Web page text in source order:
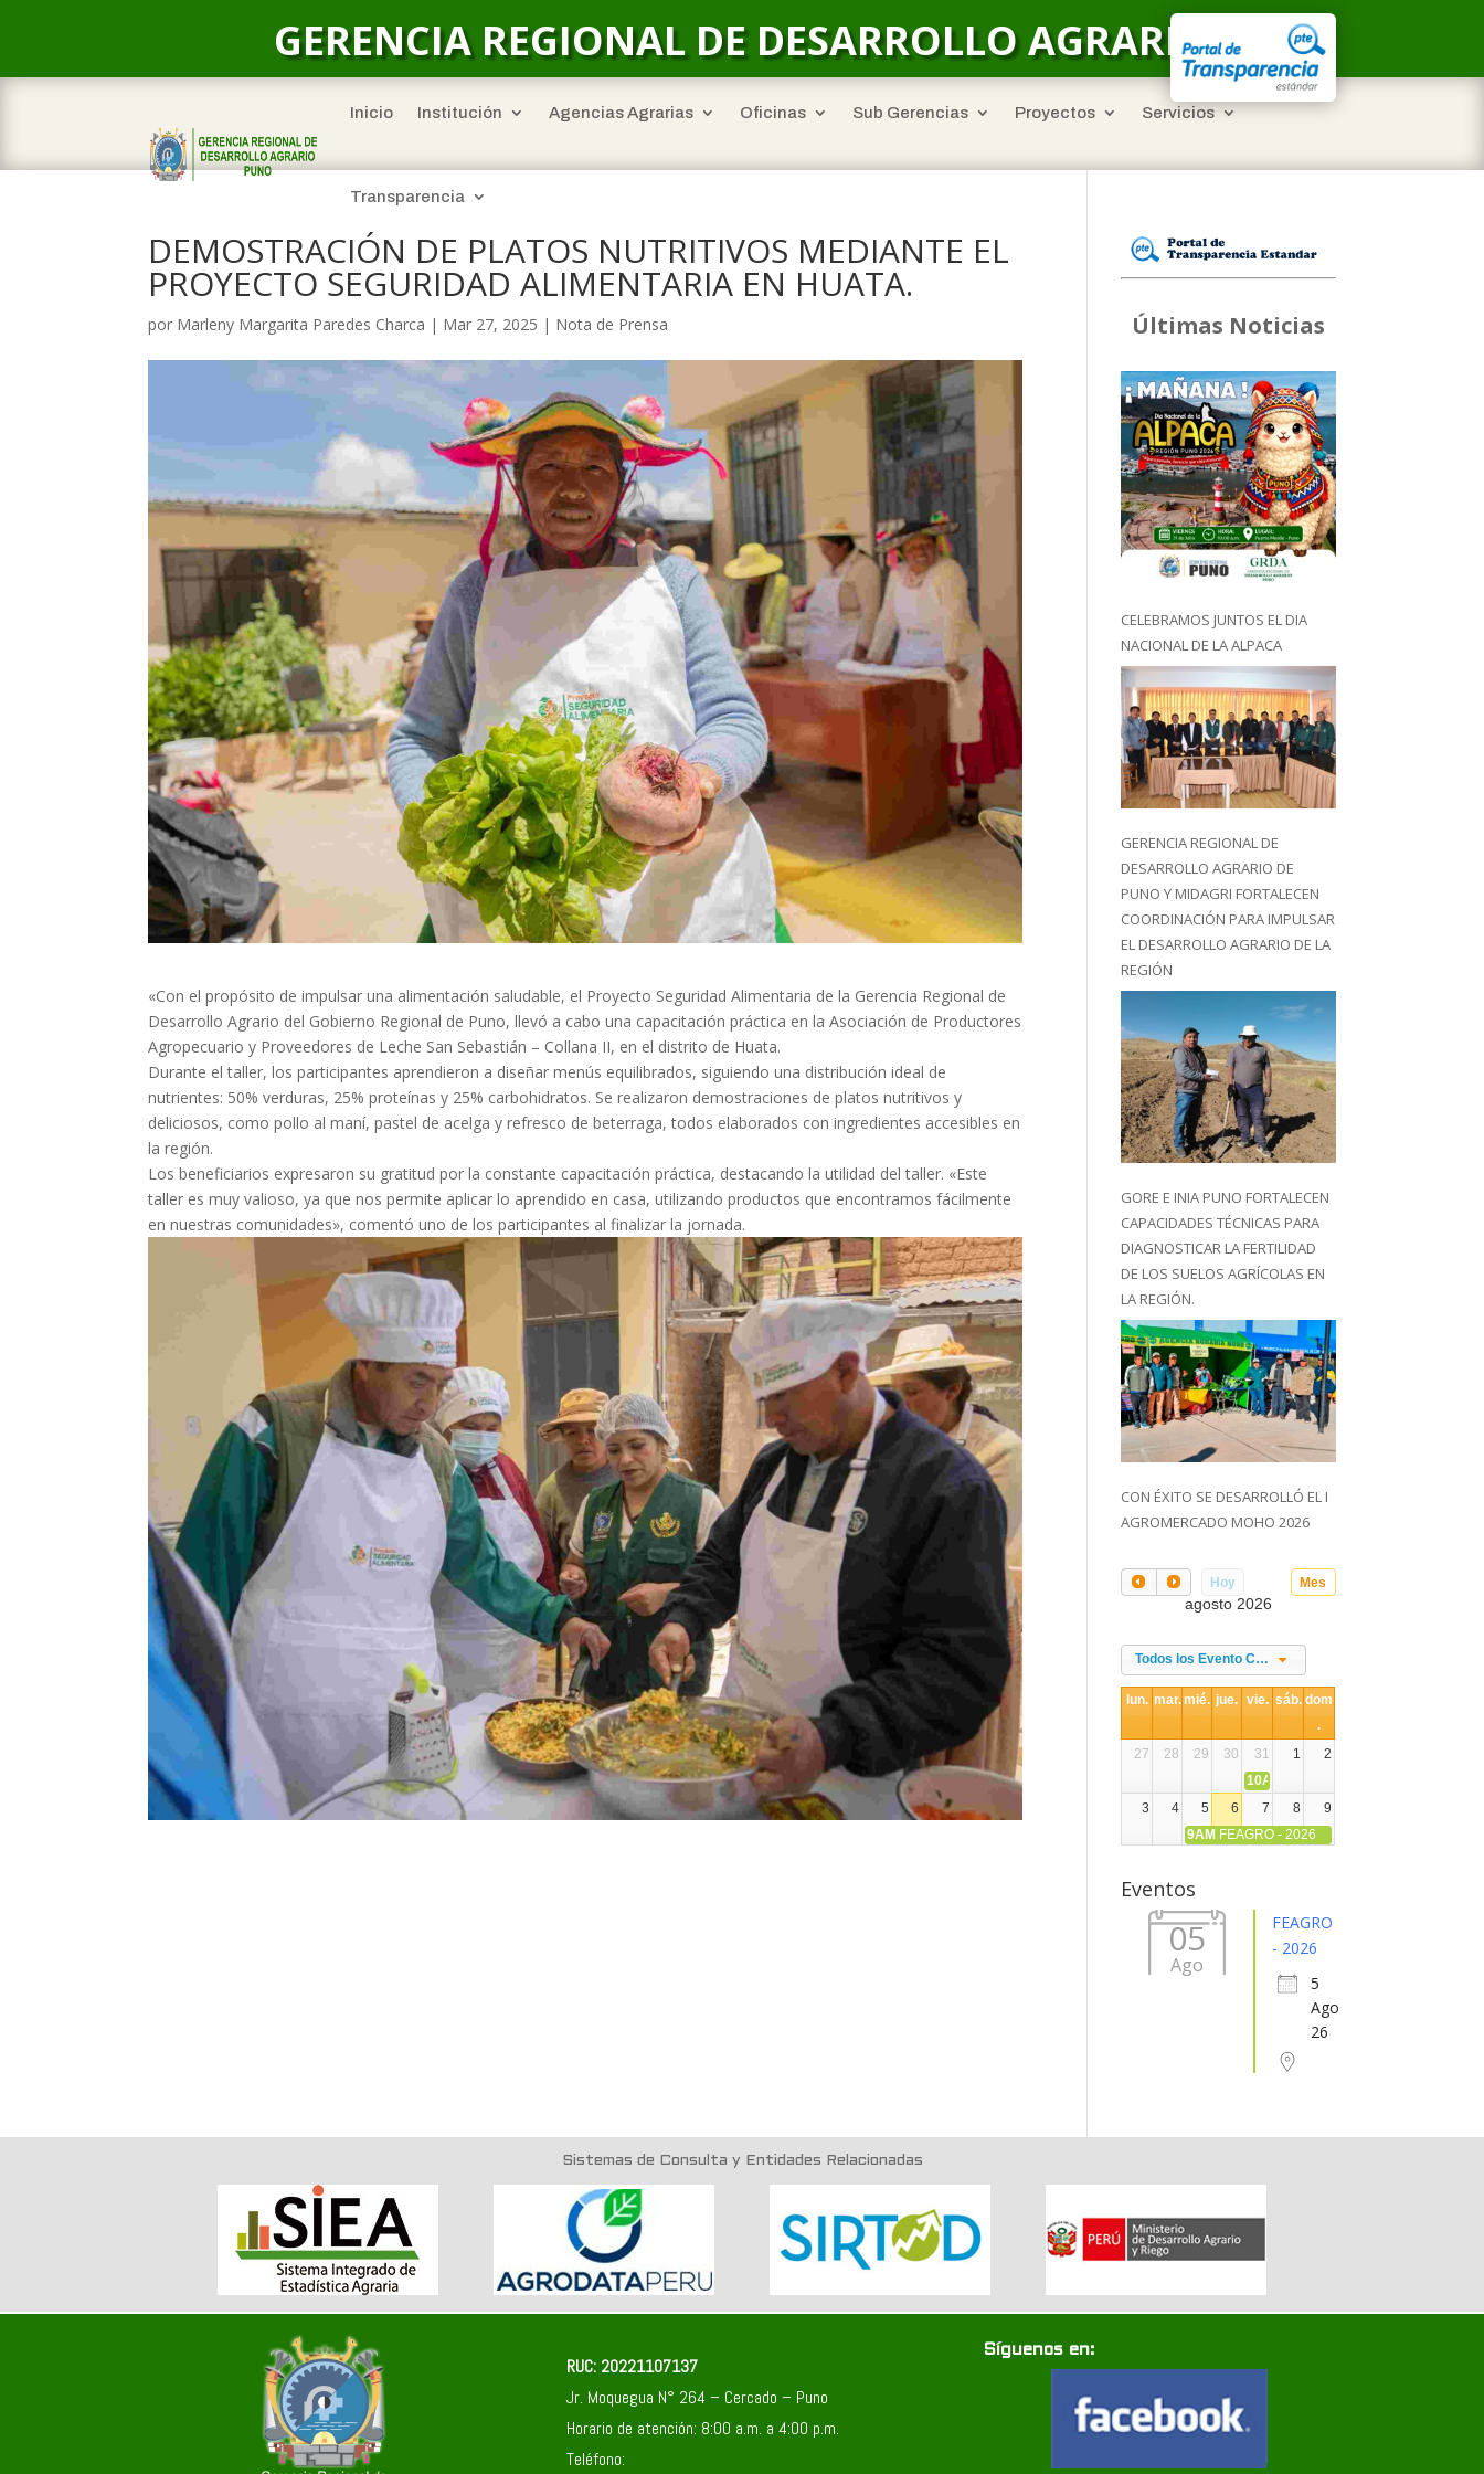
GERENCIA REGIONAL DE DESARROLLO AGRARIO
Inicio Institución Agencias Agrarias Oficinas Sub Gerencias Proyectos Servicios
Transparencia
DEMOSTRACIÓN DE PLATOS NUTRITIVOS MEDIANTE EL
PROYECTO SEGURIDAD ALIMENTARIA EN HUATA.
por Marleny Margarita Paredes Charca | Mar 27, 2025 | Nota de Prensa
«Con el propósito de impulsar una alimentación saludable, el Proyecto Seguridad Alimentaria de la Gerencia Regional de
Desarrollo Agrario del Gobierno Regional de Puno, llevó a cabo una capacitación práctica en la Asociación de Productores
Agropecuario y Proveedores de Leche San Sebastián – Collana II, en el distrito de Huata.
Durante el taller, los participantes aprendieron a diseñar menús equilibrados, siguiendo una distribución ideal de
nutrientes: 50% verduras, 25% proteínas y 25% carbohidratos. Se realizaron demostraciones de platos nutritivos y
deliciosos, como pollo al maní, pastel de acelga y refresco de beterraga, todos elaborados con ingredientes accesibles en
la región.
Los beneficiarios expresaron su gratitud por la constante capacitación práctica, destacando la utilidad del taller. «Este
taller es muy valioso, ya que nos permite aplicar lo aprendido en casa, utilizando productos que encontramos fácilmente
en nuestras comunidades», comentó uno de los participantes al finalizar la jornada.
Últimas Noticias
CELEBRAMOS JUNTOS EL DIA
NACIONAL DE LA ALPACA
GERENCIA REGIONAL DE
DESARROLLO AGRARIO DE
PUNO Y MIDAGRI FORTALECEN
COORDINACIÓN PARA IMPULSAR
EL DESARROLLO AGRARIO DE LA
REGIÓN
GORE E INIA PUNO FORTALECEN
CAPACIDADES TÉCNICAS PARA
DIAGNOSTICAR LA FERTILIDAD
DE LOS SUELOS AGRÍCOLAS EN
LA REGIÓN.
CON ÉXITO SE DESARROLLÓ EL I
AGROMERCADO MOHO 2026
Hoy Mes
agosto 2026
Todos los Evento Categories
lun. mar.mié. jue. vie. sáb. dom
.
27
28 29 30 31 1
2
10AM
3
4 5 6 7 8
9
9AM FEAGRO - 2026
17 18 19 20 22 23
25 26
6
Eventos
05
Ago
FEAGRO
- 2026
5
Ago
26
Sistemas de Consulta y Entidades Relacionadas
RUC: 20221107137
Jr. Moquegua N° 264 – Cercado – Puno
Horario de atención: 8:00 a.m. a 4:00 p.m.
Teléfono:
Síguenos en: